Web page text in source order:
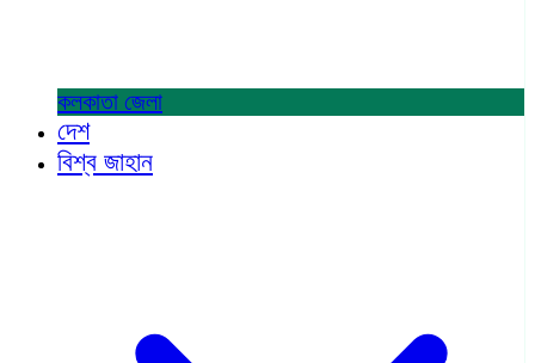
কলকাতা জেলা
দেশ
বিশ্ব জাহান